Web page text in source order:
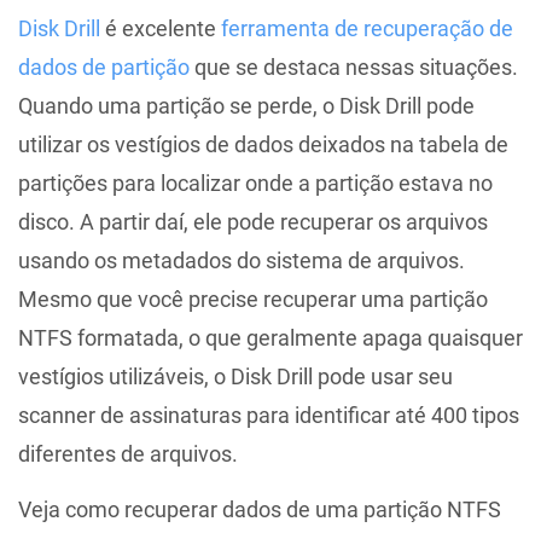
Disk Drill é excelente ferramenta de recuperação de
dados de partiçãoque se destaca nessas situações.
Quando uma partição se perde, o Disk Drill pode
utilizar os vestígios de dados deixados na tabela de
partições para localizar onde a partição estava no
disco. A partir daí, ele pode recuperar os arquivos
usando os metadados do sistema de arquivos.
Mesmo que você precise recuperar uma partição
NTFS formatada, o que geralmente apaga quaisquer
vestígios utilizáveis, o Disk Drill pode usar seu
scanner de assinaturas para identificar até 400 tipos
diferentes de arquivos.
Veja como recuperar dados de uma partição NTFS